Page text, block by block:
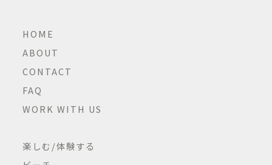
HOME
ABOUT
CONTACT
FAQ
WORK WITH US
楽しむ/体験する